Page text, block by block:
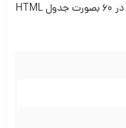
در اینجا مشخصات فنی شیلنگ سیلیکونی 50 در 60 بصورت جدول HTML